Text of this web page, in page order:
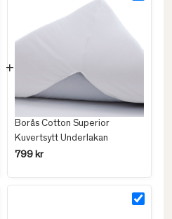
Borås Cotton Superior
Kuvertsytt Underlakan
799 kr